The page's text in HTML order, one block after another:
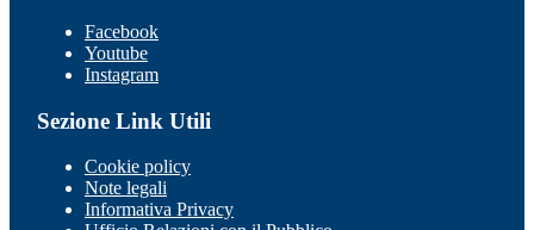
Facebook
Youtube
Instagram
Sezione Link Utili
Cookie policy
Note legali
Informativa Privacy